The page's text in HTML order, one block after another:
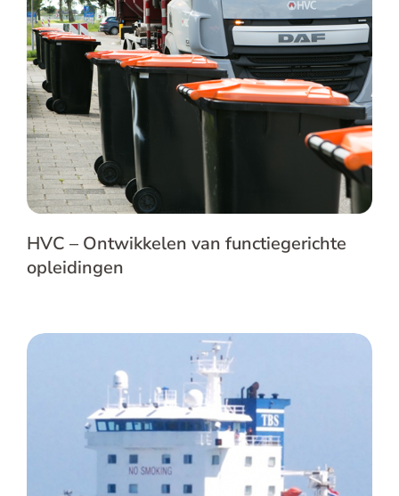
HVC – Ontwikkelen van functiegerichte
opleidingen
HVC – Ontwikkelen van functiegerichte
opleidingen
Verebus – Documentatiesysteem voor